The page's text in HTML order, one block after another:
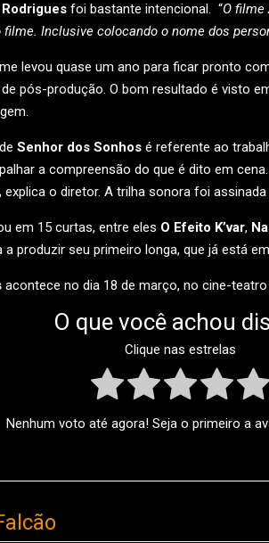
foi bastante intencional. “O filme
Inclusive colocando o nome dos
levou quase um ano para ficar pronto
pós-produção. O bom resultado é visto
Senhor dos Sonhos é referente ao
a compreensão do que é dito em cena.
explica o diretor. A trilha sonora foi
em 15 curtas, entre eles O Efeito K’var,
produzir seu primeiro longa, que já está
acontece no dia 18 de março, no cine-teatro
O que você achou
Clique nas estrelas
Nenhum voto até agora! Seja o primeiro a